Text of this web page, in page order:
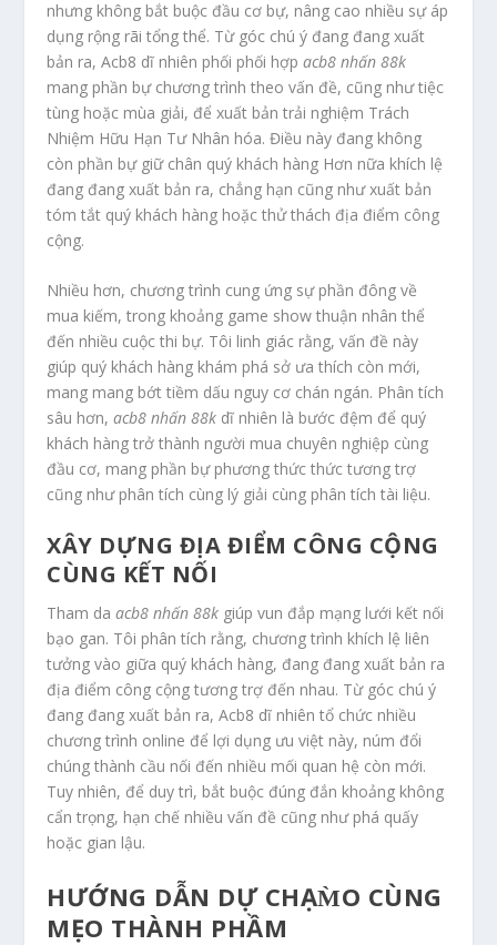
nhưng không bắt buộc đầu cơ bự, nâng cao nhiều sự áp
dụng rộng rãi tổng thể. Từ góc chú ý đang đang xuất
bản ra, Acb8 dĩ nhiên phối phối hợpacb8 nhấn 88k
mang phần bự chương trình theo vấn đề, cũng như tiệc
tùng hoặc mùa giải, để xuất bản trải nghiệm Trách
Nhiệm Hữu Hạn Tư Nhân hóa. Điều này đang không
còn phần bự giữ chân quý khách hàng Hơn nữa khích lệ
đang đang xuất bản ra, chẳng hạn cũng như xuất bản
tóm tắt quý khách hàng hoặc thử thách địa điểm công
cộng.
Nhiều hơn, chương trình cung ứng sự phần đông về
mua kiếm, trong khoảng game show thuận nhân thể
đến nhiều cuộc thi bự. Tôi linh giác rằng, vấn đề này
giúp quý khách hàng khám phá sở ưa thích còn mới,
mang mang bớt tiềm dấu nguy cơ chán ngán. Phân tích
sâu hơn,acb8 nhấn 88k dĩ nhiên là bước đệm để quý
khách hàng trở thành người mua chuyên nghiệp cùng
đầu cơ, mang phần bự phương thức thức tương trợ
cũng như phân tích cùng lý giải cùng phân tích tài liệu.
XÂY DỰNG ĐỊA ĐIỂM CÔNG CỘNG
CÙNG KẾT NỐI
Tham daacb8 nhấn 88k giúp vun đắp mạng lưới kết nối
bạo gan. Tôi phân tích rằng, chương trình khích lệ liên
tưởng vào giữa quý khách hàng, đang đang xuất bản ra
địa điểm công cộng tương trợ đến nhau. Từ góc chú ý
đang đang xuất bản ra, Acb8 dĩ nhiên tổ chức nhiều
chương trình online để lợi dụng ưu việt này, núm đổi
chúng thành cầu nối đến nhiều mối quan hệ còn mới.
Tuy nhiên, để duy trì, bắt buộc đúng đắn khoảng không
cẩn trọng, hạn chế nhiều vấn đề cũng như phá quấy
hoặc gian lậu.
HƯỚNG DẪN DỰ CHẠM̀O CÙNG
MẸO THÀNH PHẦM